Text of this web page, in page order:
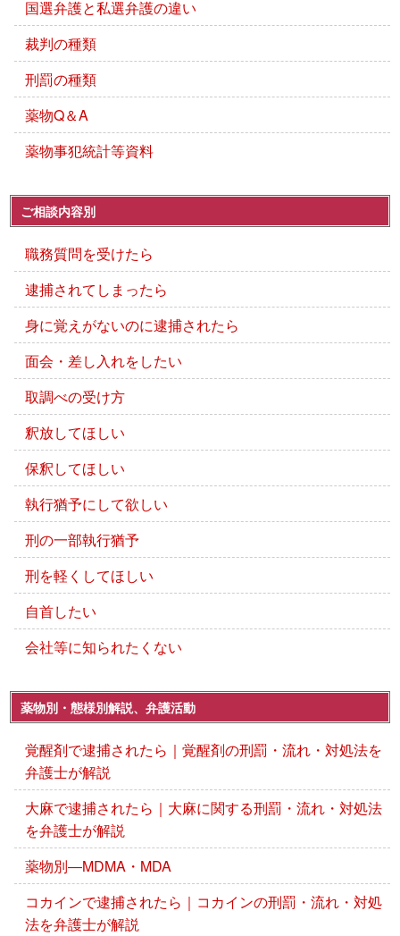
国選弁護と私選弁護の違い
裁判の種類
刑罰の種類
薬物Q＆A
薬物事犯統計等資料
ご相談内容別
職務質問を受けたら
逮捕されてしまったら
身に覚えがないのに逮捕されたら
面会・差し入れをしたい
取調べの受け方
釈放してほしい
保釈してほしい
執行猶予にして欲しい
刑の一部執行猶予
刑を軽くしてほしい
自首したい
会社等に知られたくない
薬物別・態様別解説、弁護活動
覚醒剤で逮捕されたら｜覚醒剤の刑罰・流れ・対処法を
弁護士が解説
大麻で逮捕されたら｜大麻に関する刑罰・流れ・対処法
を弁護士が解説
薬物別―MDMA・MDA
コカインで逮捕されたら｜コカインの刑罰・流れ・対処
法を弁護士が解説